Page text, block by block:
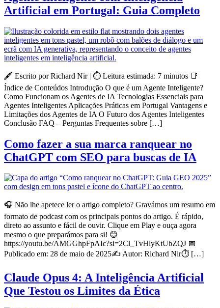
Artificial em Portugal: Guia Completo
🖋️ Escrito por Richard Nir | ⏱️ Leitura estimada: 7 minutos 📑
Índice de Conteúdos Introdução O que é um Agente Inteligente?
Como Funcionam os Agentes de IA Tecnologias Essenciais para
Agentes Inteligentes Aplicações Práticas em Portugal Vantagens e
Limitações dos Agentes de IA O Futuro dos Agentes Inteligentes
Conclusão FAQ – Perguntas Frequentes sobre […]
Como fazer a sua marca ranquear no
ChatGPT com SEO para buscas de IA
🎧 Não lhe apetece ler o artigo completo? Gravámos um resumo em
formato de podcast com os principais pontos do artigo. É rápido,
direto ao assunto e fácil de ouvir. Clique em Play e ouça agora
mesmo o que preparámos para si! 😊
https://youtu.be/AMGGhpFpAIc?si=2Cl_TvHlyKtUbZQJ 📅
Publicado em: 28 de maio de 2025✍️ Autor: Richard Nir⏱️ […]
Claude Opus 4: A Inteligência Artificial
Que Testou os Limites da Ética